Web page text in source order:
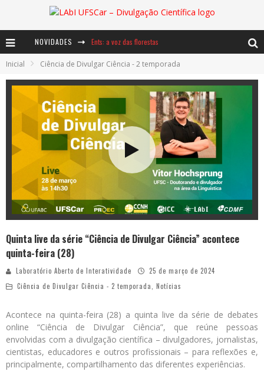
NOVIDADES Ents: a voz das florestas
Notáveis: Bertha Lutz
Baú de Histórias - A jamais imaginada aventura com os moinhos de vento
Inicial Ciência de Divulgar Ciência - 2 temporada
Quinta live da série “Ciência de Divulgar Ciência” acontece
quinta-feira (28)
Laboratório Aberto de Interatividade
25 de março de 2024
Ciência de Divulgar Ciência - 2 temporada
Notícias
Acontece na quinta-feira (28) a quinta live da série de debates
online “Ciência de Divulgar Ciência”, que reúne pessoas
envolvidas com a divulgação científica – divulgadores, jornalistas,
cientistas, educadores e outros profissionais – para reflexões e,
principalmente, compartilhamento das diferentes experiências.